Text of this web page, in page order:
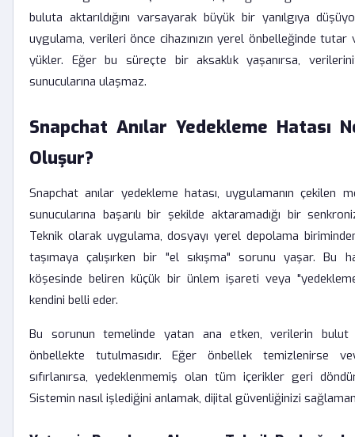
buluta aktarıldığını varsayarak büyük bir yanılgıya
uygulama, verileri önce cihazınızın yerel önbelleğinde tutar
yükler. Eğer bu süreçte bir aksaklık yaşanırsa,
sunucularına ulaşmaz.
Snapchat Anılar Yedekleme Hatası
Oluşur?
Snapchat anılar yedekleme hatası, uygulamanın çekilen
sunucularına başarılı bir şekilde aktaramadığı bir
Teknik olarak uygulama, dosyayı yerel depolama
taşımaya çalışırken bir "el sıkışma" sorunu yaşar. Bu
köşesinde beliren küçük bir ünlem işareti veya "yedekleme
kendini belli eder.
Bu sorunun temelinde yatan ana etken, verilerin bulut
önbellekte tutulmasıdır. Eğer önbellek temizlenirse
sıfırlanırsa, yedeklenmemiş olan tüm içerikler geri
Sistemin nasıl işlediğini anlamak, dijital güvenliğinizi